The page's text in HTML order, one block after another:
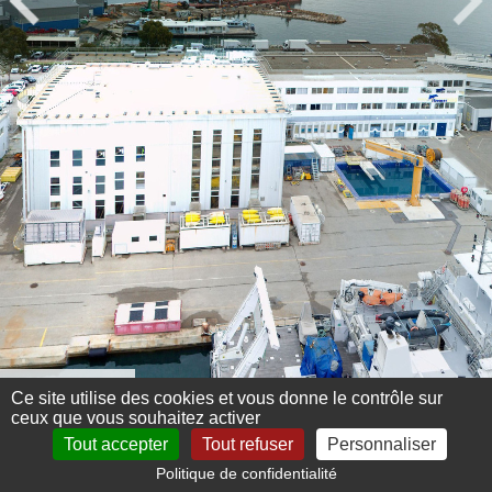
Menu 360°
Ce site utilise des cookies et vous donne le contrôle sur
ceux que vous souhaitez activer
Tout accepter
Tout refuser Personnaliser
Politique de confidentialité